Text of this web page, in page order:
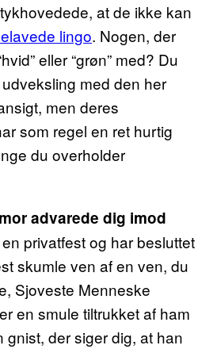
at de ikke kan
lingo. Nogen, der
eller “grøn” med? Du
med den her
men deres
som regel en ret hurtig
du overholder
advarede dig imod
privatfest og har besluttet
skumle ven af en ven, du
Sjoveste Menneske
en smule tiltrukket af ham
der siger dig, at han